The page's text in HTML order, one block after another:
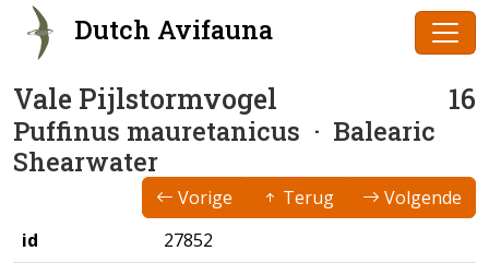
Dutch Avifauna
Vale Pijlstormvogel 16
Puffinus mauretanicus · Balearic
Shearwater
Vorige Terug
Volgende
id
27852